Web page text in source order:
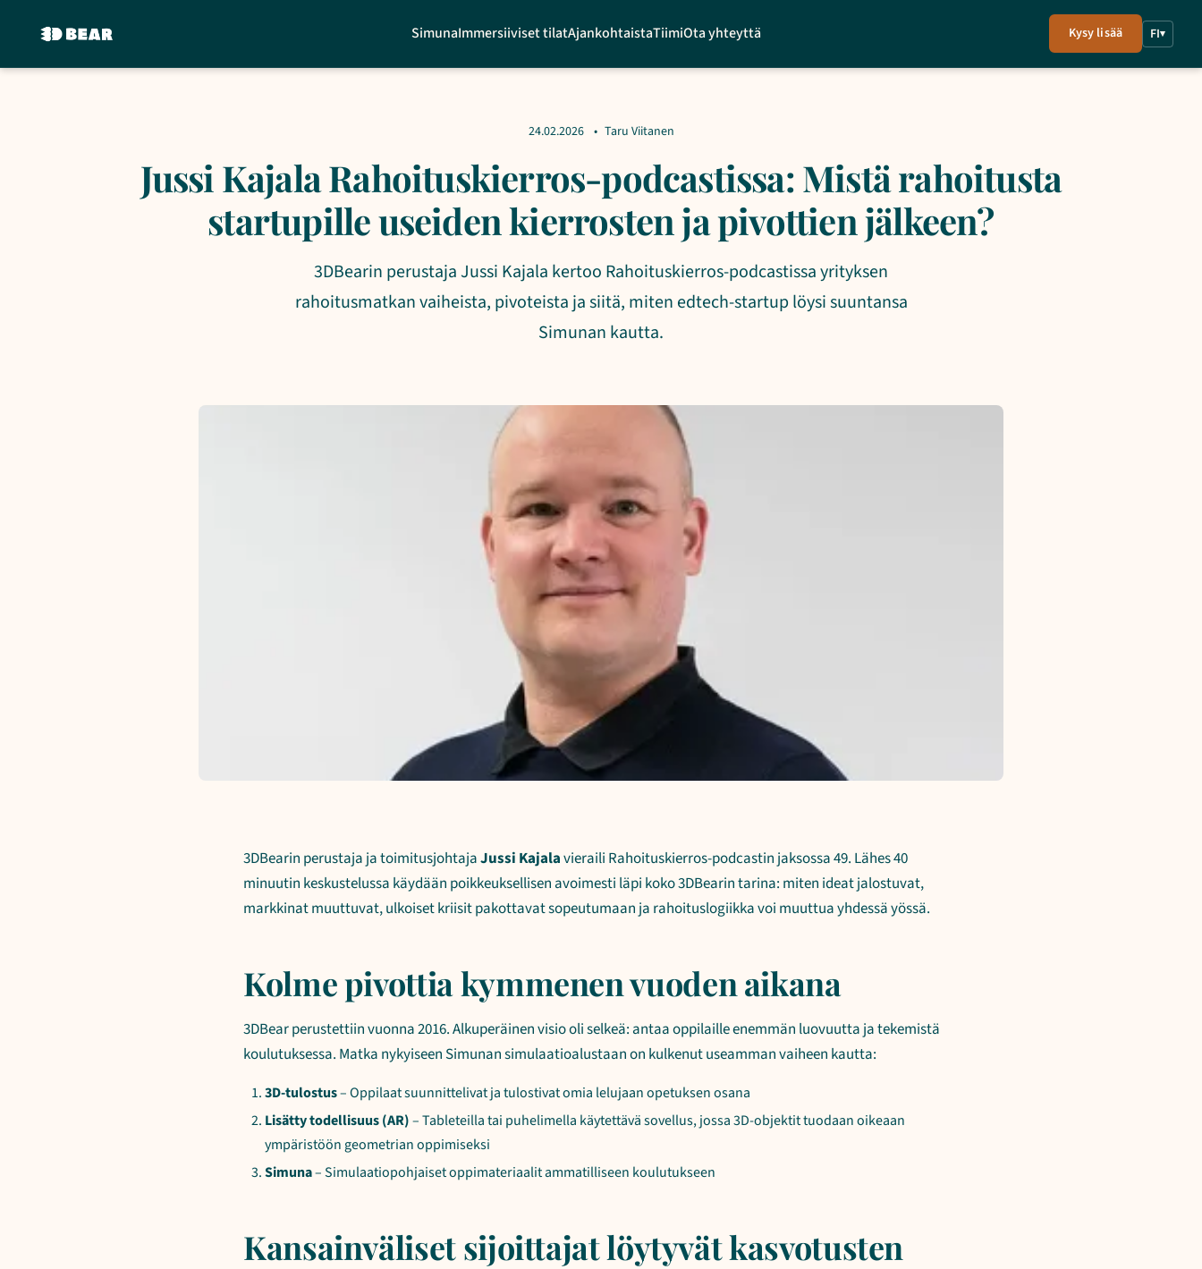
SimunaImmersiiviset tilatAjankohtaistaTiimiOta yhteyttä Kysy lisää FI▾
24.02.2026 Taru Viitanen
Jussi Kajala Rahoituskierros-podcastissa: Mistä rahoitusta
startupille useiden kierrosten ja pivottien jälkeen?
3DBearin perustaja Jussi Kajala kertoo Rahoituskierros-podcastissa yrityksen
rahoitusmatkan vaiheista, pivoteista ja siitä, miten edtech-startup löysi suuntansa
Simunan kautta.
3DBearin perustaja ja toimitusjohtajaJussi Kajalavieraili Rahoituskierros-podcastin jaksossa 49. Lähes 40
minuutin keskustelussa käydään poikkeuksellisen avoimesti läpi koko 3DBearin tarina: miten ideat jalostuvat,
markkinat muuttuvat, ulkoiset kriisit pakottavat sopeutumaan ja rahoituslogiikka voi muuttua yhdessä yössä.
Kolme pivottia kymmenen vuoden aikana
3DBear perustettiin vuonna 2016. Alkuperäinen visio oli selkeä: antaa oppilaille enemmän luovuutta ja tekemistä
koulutuksessa. Matka nykyiseen Simunan simulaatioalustaan on kulkenut useamman vaiheen kautta:
3D-tulostus– Oppilaat suunnittelivat ja tulostivat omia lelujaan opetuksen osana
Lisätty todellisuus (AR)– Tableteilla tai puhelimella käytettävä sovellus, jossa 3D-objektit tuodaan oikeaan
ympäristöön geometrian oppimiseksi
Simuna– Simulaatiopohjaiset oppimateriaalit ammatilliseen koulutukseen
Kansainväliset sijoittajat löytyvät kasvotusten